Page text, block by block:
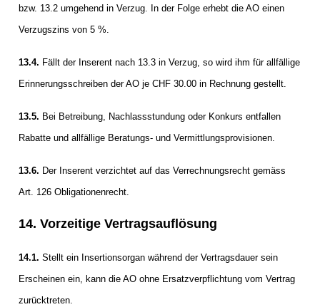
bzw. 13.2 umgehend in Verzug. In der Folge erhebt die AO einen
Verzugszins von 5 %.
13.4. Fällt der Inserent nach 13.3 in Verzug, so wird ihm für allfällige
Erinnerungsschreiben der AO je CHF 30.00 in Rechnung gestellt.
13.5. Bei Betreibung, Nachlassstundung oder Konkurs entfallen
Rabatte und allfällige Beratungs- und Vermittlungsprovisionen.
13.6. Der Inserent verzichtet auf das Verrechnungsrecht gemäss
Art. 126 Obligationenrecht.
14. Vorzeitige Vertragsauflösung
14.1. Stellt ein Insertionsorgan während der Vertragsdauer sein
Erscheinen ein, kann die AO ohne Ersatzverpflichtung vom Vertrag
zurücktreten.